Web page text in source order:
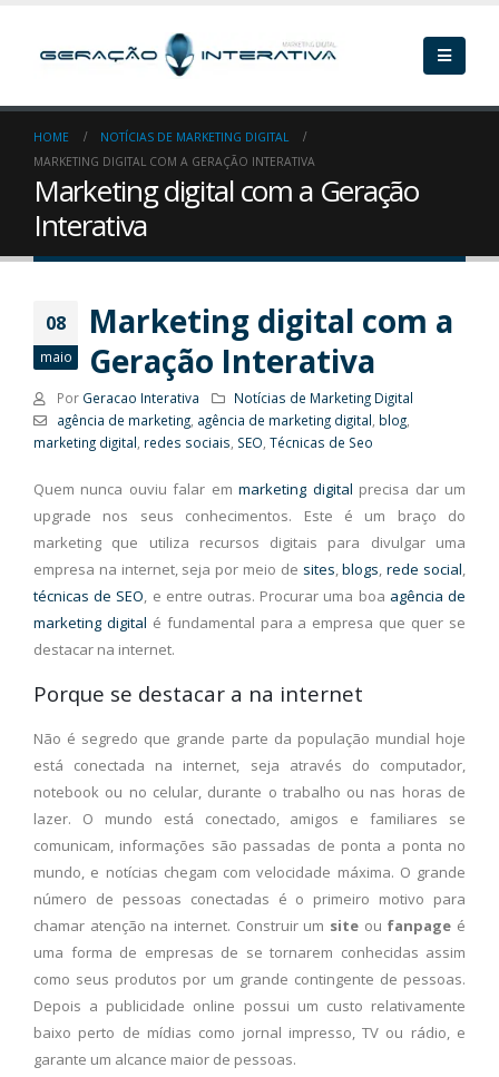
HOME
NOTÍCIAS DE MARKETING DIGITAL
MARKETING DIGITAL COM A GERAÇÃO INTERATIVA
Marketing digital com a Geração
Interativa
08
maio
Marketing digital com a
Geração Interativa
Por Geracao Interativa
Notícias de Marketing Digital
agência de marketing, agência de marketing digital blog,
marketing digital redes sociais SEO Técnicas de Seo
Quem nunca ouviu falar emmarketing digital precisa dar um
upgrade nos seus conhecimentos. Este é um braço do
marketing que utiliza recursos digitais para divulgar uma
empresa na internet, seja por meio de sites,blogs,rede social,
técnicas de SEO, e entre outras. Procurar uma boa agência de
marketing digital é fundamental para a empresa que quer se
destacar na internet.
Porque se destacar a na internet
Não é segredo que grande parte da população mundial hoje
está conectada na internet, seja através do computador,
notebook ou no celular, durante o trabalho ou nas horas de
lazer. O mundo está conectado, amigos e familiares se
comunicam, informações são passadas de ponta a ponta no
mundo, e notícias chegam com velocidade máxima. O grande
número de pessoas conectadas é o primeiro motivo para
chamar atenção na internet. Construir um site ou fanpage é
uma forma de empresas de se tornarem conhecidas assim
como seus produtos por um grande contingente de pessoas.
Depois a publicidade online possui um custo relativamente
baixo perto de mídias como jornal impresso, TV ou rádio, e
garante um alcance maior de pessoas.